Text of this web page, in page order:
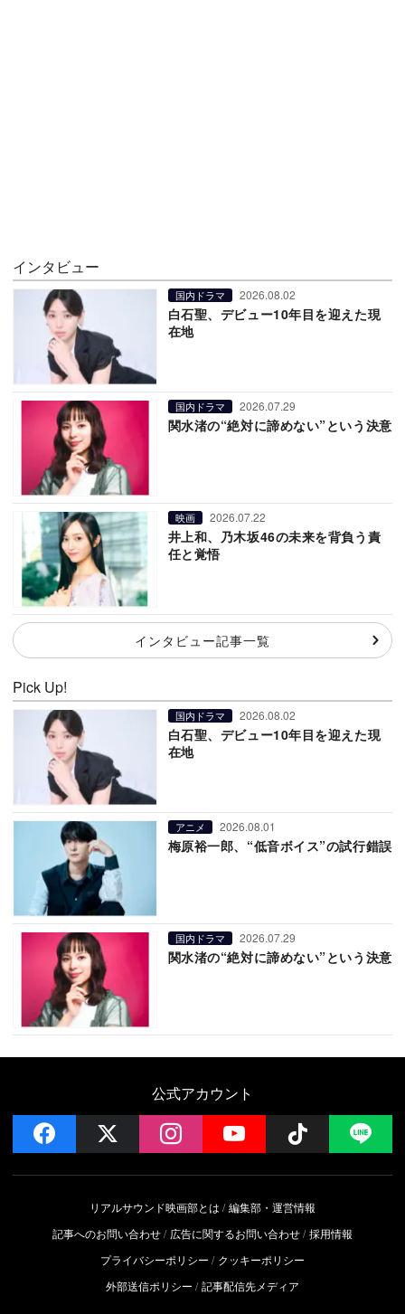
インタビュー
国内ドラマ 2026.08.02
白石聖、デビュー10年目を迎えた現
在地
国内ドラマ 2026.07.29
関水渚の“絶対に諦めない”という決意
映画 2026.07.22
井上和、乃木坂46の未来を背負う責
任と覚悟
インタビュー記事一覧
Pick Up!
国内ドラマ 2026.08.02
白石聖、デビュー10年目を迎えた現
在地
アニメ 2026.08.01
梅原裕一郎、“低音ボイス”の試行錯誤
国内ドラマ 2026.07.29
関水渚の“絶対に諦めない”という決意
公式アカウント
facebook instagramYouTube Follow
リアルサウンド映画部とは
編集部・運営情報
記事へのお問い合わせ
広告に関するお問い合わせ 採用情報
プライバシーポリシー
クッキーポリシー
外部送信ポリシー
記事配信先メディア